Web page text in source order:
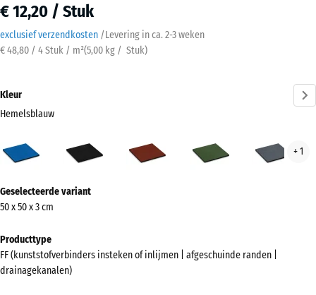
€ 12,20 / Stuk
exclusief verzendkosten /Levering in ca. 2-3 weken
€ 48,80 / 4 Stuk / m²(5,00 kg / Stuk)
Kleur
Hemelsblauw
(active)
+ 1
informatie
over
kleuren?
Kleurenpalet
Geselecteerde variant
50 x 50 x 3 cm
Producttype
FF (kunststofverbinders insteken of inlijmen | afgeschuinde randen |
drainagekanalen)